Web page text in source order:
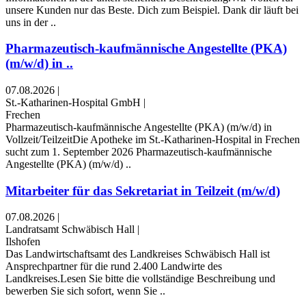
unsere Kunden nur das Beste. Dich zum Beispiel. Dank dir läuft bei
uns in der ..
Pharmazeutisch-kaufmännische Angestellte (PKA)
(m/w/d) in ..
07.08.2026 |
St.-Katharinen-Hospital GmbH |
Frechen
Pharmazeutisch-kaufmännische Angestellte (PKA) (m/w/d) in
Vollzeit/TeilzeitDie Apotheke im St.-Katharinen-Hospital in Frechen
sucht zum 1. September 2026 Pharmazeutisch-kaufmännische
Angestellte (PKA) (m/w/d) ..
Mitarbeiter für das Sekretariat in Teilzeit (m/w/d)
07.08.2026
Landratsamt Schwäbisch Hall
Ilshofen
Das Landwirtschaftsamt des Landkreises Schwäbisch Hall ist
Ansprechpartner für die rund 2.400 Landwirte des
Landkreises.Lesen Sie bitte die vollständige Beschreibung und
bewerben Sie sich sofort, wenn Sie ..